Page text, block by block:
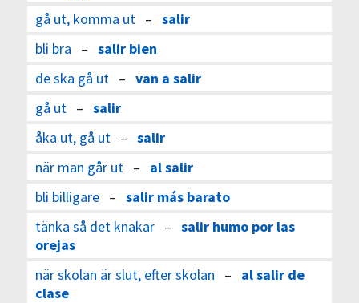
gå ut, komma ut – salir
bli bra – salir bien
de ska gå ut – van a salir
gå ut – salir
åka ut, gå ut – salir
när man går ut – al salir
bli billigare– salir más barato
tänka så det knakar– salir humo por las
orejas
när skolan är slut, efter skolan – al salir de
clase